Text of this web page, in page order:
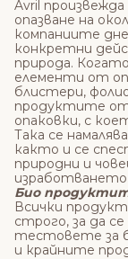
Avril
опазване на
компаниите
конкретни
природа.
елементи от
блистери,
продуктите от
опаковки, с
Така се
както и се
природни и
изработването
Био
Всички
строго, за да
тестовете за
и крайните